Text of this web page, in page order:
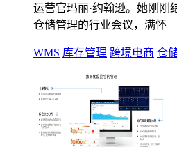
运营官玛丽·约翰逊。她刚刚
仓储管理的行业会议，满怀
WMS 库存管理 跨境电商 仓